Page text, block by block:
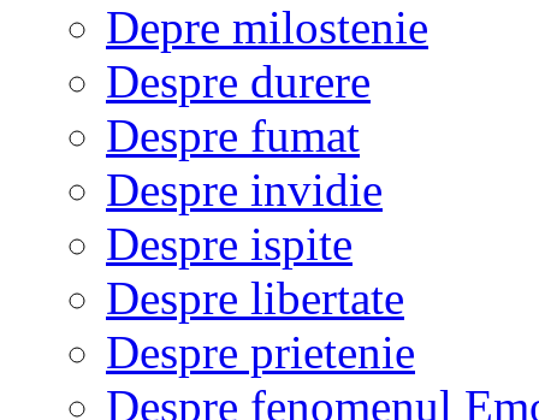
Depre milostenie
Despre durere
Despre fumat
Despre invidie
Despre ispite
Despre libertate
Despre prietenie
Despre fenomenul